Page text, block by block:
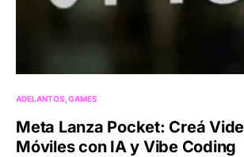
ADELANTOS GAMES
Meta Lanza Pocket: Creá
Móviles con IA y Vibe Coding